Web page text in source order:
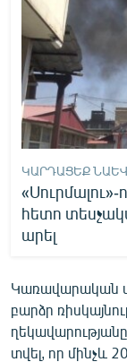
ԿԱՐԴԱՑԵՔ ՆԱԵՎ
հետո
արել
Կառավարական
բարձր
տվել, որ մինչև